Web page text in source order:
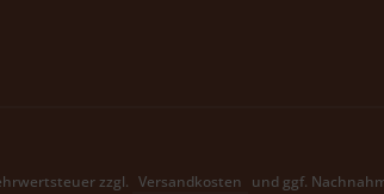
zzgl. Versandkosten und ggf.